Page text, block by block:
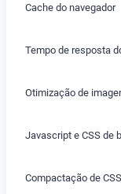
Cache do navegador
Tempo de resposta
Otimização de
Javascript e CSS de
Compactação de CSS